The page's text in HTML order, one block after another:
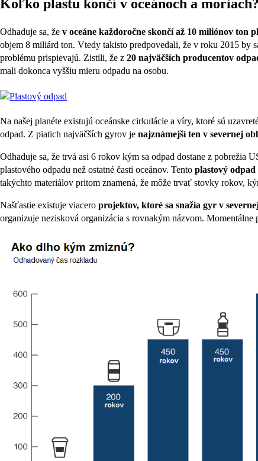
Koľko plastu končí v oceánoch a moriach?
Odhaduje sa, že v oceáne každoročne skončí až 10 miliónov ton
objem 8 miliárd ton. Vtedy takisto predpovedali, že v roku 2015 by
problému prispievajú. Zistili, že z 20 najväčších producentov
mali dokonca vyššiu mieru odpadu na osobu.
Na našej planéte existujú oceánske cirkulácie a víry, ktoré sú
odpad. Z piatich najväčších gyrov je najznámejší ten v severnej
Odhaduje sa, že trvá asi 6 rokov kým sa odpad dostane z pobrežia
plastového odpadu než ostatné časti oceánov. Tento plastový odpad
takýchto materiálov pritom znamená, že môže trvať stovky rokov,
Našťastie existuje viacero projektov, ktoré sa snažia gyr v
organizuje nezisková organizácia s rovnakým názvom.